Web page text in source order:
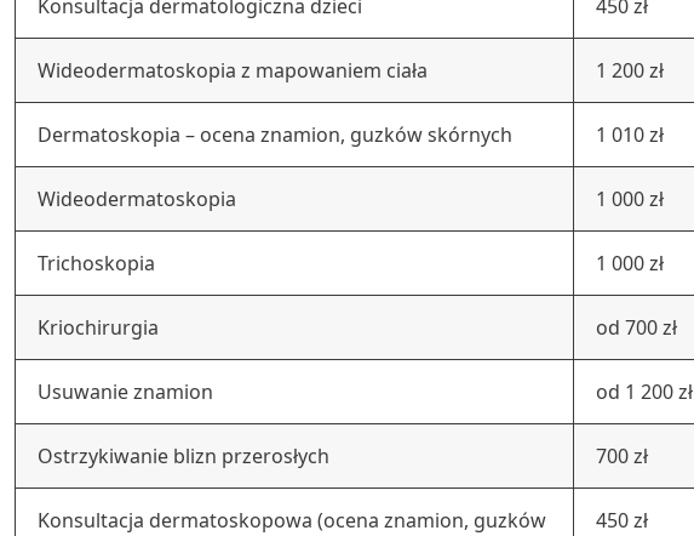
Konsultacja dermatologiczna dzieci 450 zł
Wideodermatoskopia z mapowaniem ciała 1 200 zł
Dermatoskopia – ocena znamion, guzków skórnych 1 010 zł
Wideodermatoskopia 1 000 zł
Trichoskopia 1 000 zł
Kriochirurgia od 700 zł
Usuwanie znamion od 1 200 zł
Ostrzykiwanie blizn przerosłych 700 zł
Konsultacja dermatoskopowa (ocena znamion, guzków
450 zł